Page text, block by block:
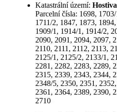
Katastrální území:
Parcelní čísla: 1698,
1711/2, 1847, 1873,
1909/1, 1914/1, 1914/2,
2090, 2091, 2094, 2097,
2110, 2111, 2112, 2113,
2125/1, 2125/2, 2133/1,
2281, 2282, 2283, 2289,
2315, 2339, 2343, 2344,
2348/5, 2350, 2351,
2361, 2364, 2389, 2390,
2710